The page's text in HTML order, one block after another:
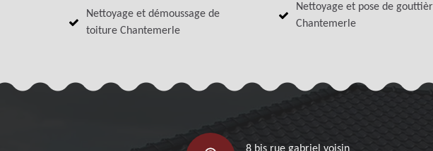
Nettoyage et démoussage de
toiture Chantemerle
Nettoyage et pose de
Chantemerle
8 bis rue gabriel voisin